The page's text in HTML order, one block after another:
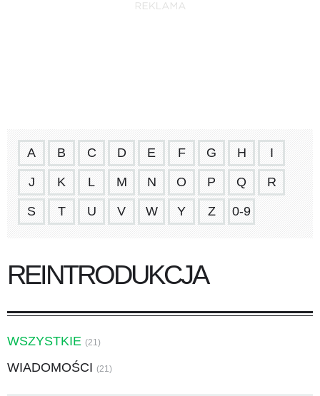
A B C D E F G H I
J K L M N O P Q R
S T U V W Y Z 0-9
REINTRODUKCJA
WSZYSTKIE (21)
WIADOMOŚCI (21)